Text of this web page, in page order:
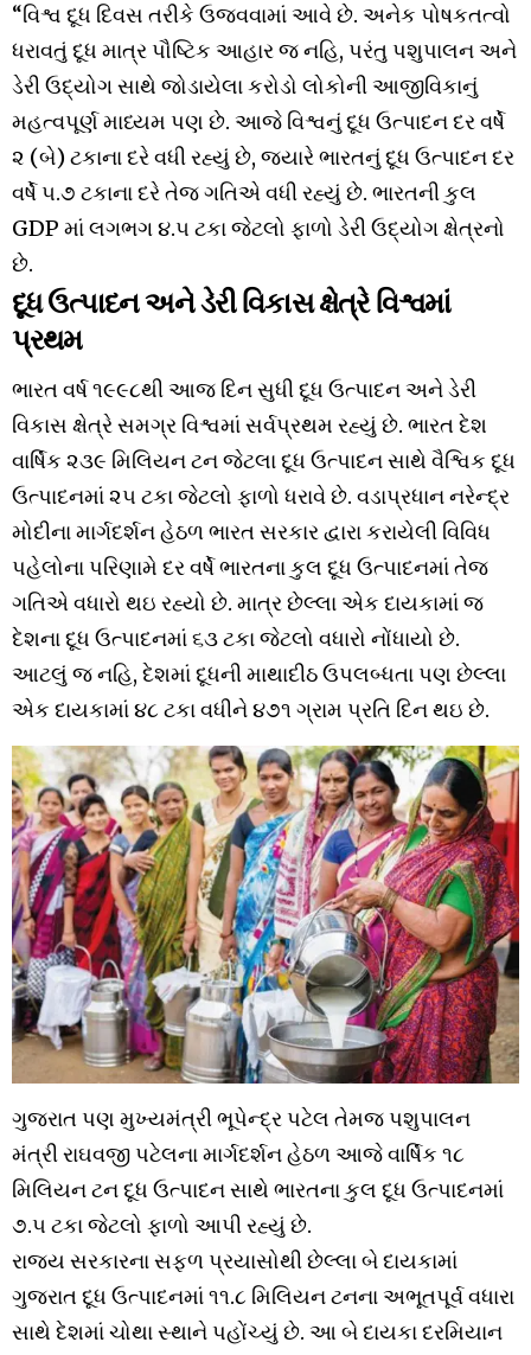
“વિશ્વ દૂધ દિવસ તરીકે ઉજવવામાં આવે છે. અનેક પોષકતત્વો
ધરાવતું દૂધ માત્ર પૌષ્ટિક આહાર જ નહિ, પરંતુ પશુપાલન અને
ડેરી ઉદ્યોગ સાથે જોડાયેલા કરોડો લોકોની આજીવિકાનું
મહત્વપૂર્ણ માધ્યમ પણ છે. આજે વિશ્વનું દૂધ ઉત્પાદન દર વર્ષે
૨ (બે) ટકાના દરે વધી રહ્યું છે, જ્યારે ભારતનું દૂધ ઉત્પાદન દર
વર્ષે ૫.૭ ટકાના દરે તેજ ગતિએ વધી રહ્યું છે. ભારતની કુલ
GDP માં લગભગ ૪.૫ ટકા જેટલો ફાળો ડેરી ઉદ્યોગ ક્ષેત્રનો
છે.
દૂધ ઉત્પાદન અને ડેરી વિકાસ ક્ષેત્રે વિશ્વમાં
પ્રથમ
ભારત વર્ષ ૧૯૯૮થી આજ દિન સુધી દૂધ ઉત્પાદન અને ડેરી
વિકાસ ક્ષેત્રે સમગ્ર વિશ્વમાં સર્વપ્રથમ રહ્યું છે. ભારત દેશ
વાર્ષિક ૨૩૯ મિલિયન ટન જેટલા દૂધ ઉત્પાદન સાથે વૈશ્વિક દૂધ
ઉત્પાદનમાં ૨૫ ટકા જેટલો ફાળો ધરાવે છે. વડાપ્રધાન નરેન્દ્ર
મોદીના માર્ગદર્શન હેઠળ ભારત સરકાર દ્વારા કરાયેલી વિવિધ
પહેલોના પરિણામે દર વર્ષે ભારતના કુલ દૂધ ઉત્પાદનમાં તેજ
ગતિએ વધારો થઇ રહ્યો છે. માત્ર છેલ્લા એક દાયકામાં જ
દેશના દૂધ ઉત્પાદનમાં ૬૩ ટકા જેટલો વધારો નોંધાયો છે.
આટલું જ નહિ, દેશમાં દૂધની માથાદીઠ ઉપલબ્ધતા પણ છેલ્લા
એક દાયકામાં ૪૮ ટકા વધીને ૪૭૧ ગ્રામ પ્રતિ દિન થઇ છે.
ગુજરાત પણ મુખ્યમંત્રી ભૂપેન્દ્ર પટેલ તેમજ પશુપાલન
મંત્રી રાઘવજી પટેલના માર્ગદર્શન હેઠળ આજે વાર્ષિક ૧૮
મિલિયન ટન દૂધ ઉત્પાદન સાથે ભારતના કુલ દૂધ ઉત્પાદનમાં
૭.૫ ટકા જેટલો ફાળો આપી રહ્યું છે.
રાજ્ય સરકારના સફળ પ્રયાસોથી છેલ્લા બે દાયકામાં
ગુજરાત દૂધ ઉત્પાદનમાં ૧૧.૮ મિલિયન ટનના અભૂતપૂર્વ વધારા
સાથે દેશમાં ચોથા સ્થાને પહોંચ્યું છે. આ બે દાયકા દરમિયાન